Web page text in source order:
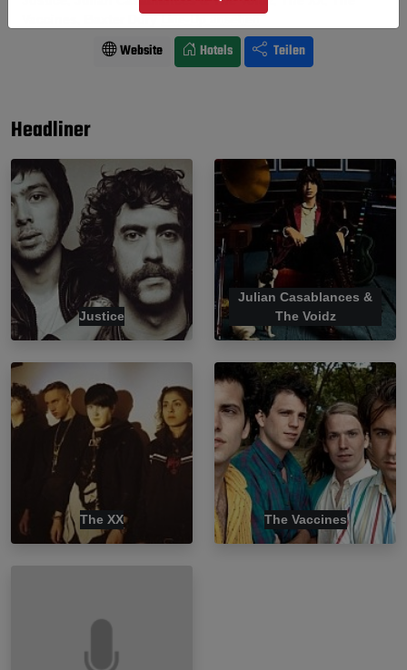
Website Hotels Teilen
Headliner
Justice
Julian Casablances &
The Voidz
The XX The Vaccines